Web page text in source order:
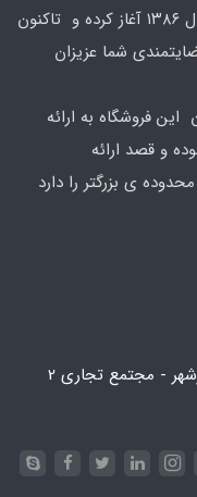
و کامپیوتر در محدوده که کار خود را از سال ۱۳۸۶ آغاز کرده و تاکنون
شما عزیزان
فروشگاه به ارائه
و قصد ارائه
ی بزرگتر را دارد
تهران - جاده امام رضا - شهرک خاورشهر - مجتمع تجاری 2